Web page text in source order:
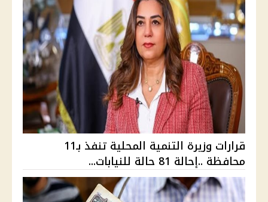
قرارات وزيرة التنمية المحلية تنفذ بـ11
محافظة ..إحالة 81 حالة للنيابات...